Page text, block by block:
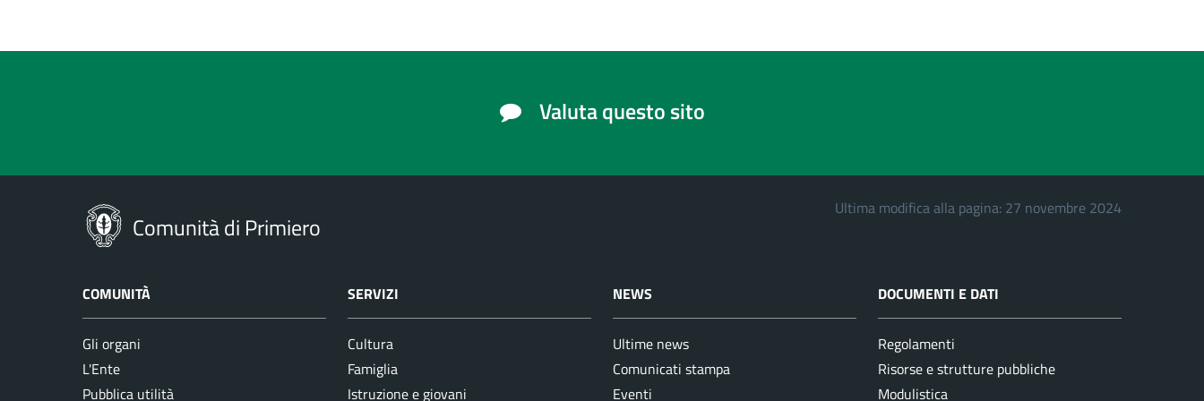
Valuta questo sito
Comunità di Primiero
Ultima modifica alla pagina: 27 novembre 2024
COMUNITÀ
Gli organi
L'Ente
Pubblica utilità
SERVIZI
Cultura
Famiglia
Istruzione e giovani
NEWS
Ultime news
Comunicati stampa
Eventi
DOCUMENTI E DATI
Regolamenti
Risorse e strutture pubbliche
Modulistica